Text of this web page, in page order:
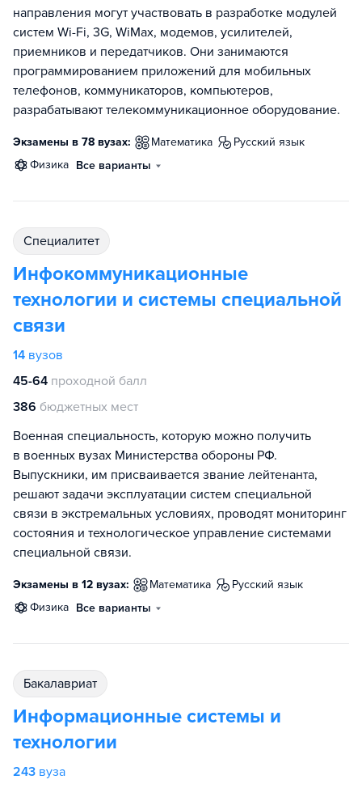
направления могут участвовать в разработке модулей
систем Wi-Fi, 3G, WiMax, модемов, усилителей,
приемников и передатчиков. Они занимаются
программированием приложений для мобильных
телефонов, коммуникаторов, компьютеров,
разрабатывают телекоммуникационное оборудование.
Экзамены в 78 вузах: математика
русский язык
физика Все варианты
специалитет
Инфокоммуникационные
технологии и системы специальной
связи
14 вузов
45-64 проходной балл
386 бюджетных мест
Военная специальность, которую можно получить
в военных вузах Министерства обороны РФ.
Выпускники, им присваивается звание лейтенанта,
решают задачи эксплуатации систем специальной
связи в экстремальных условиях, проводят мониторинг
состояния и технологическое управление системами
специальной связи.
Экзамены в 12 вузах: математика
русский язык
физика Все варианты
бакалавриат
Информационные системы и
технологии
243 вуза